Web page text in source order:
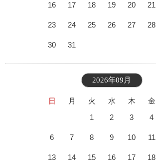
16 17 18 19 20 21
23 24 25 26 27 28
30 31
2026年09月
日 月 火 水 木 金
1
2 3 4
6 7 8 9 10 11
13 14 15 16 17 18